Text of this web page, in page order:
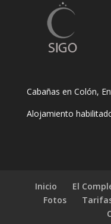
Cabañas en Colón,
Alojamiento
Inicio El
Fotos